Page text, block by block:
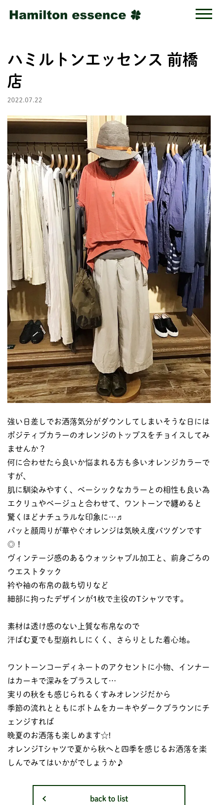
ハミルトンエッセンス 前橋
店
2022.07.22
強い日差しでお洒落気分がダウンしてしまいそうな日には
ポジティブカラーのオレンジのトップスをチョイスしてみ
ませんか？
何に合わせたら良いか悩まれる方も多いオレンジカラーで
すが、
肌に馴染みやすく、ベーシックなカラーとの相性も良い為
エクリュやベージュと合わせて、ワントーンで纏めると
驚くほどナチュラルな印象に…♬
パッと顔周りが華やぐオレンジは気映え度バツグンです
◎！
ヴィンテージ感のあるウォッシャブル加工と、前身ごろの
ウエストタック
衿や袖の布帛の裁ち切りなど
細部に拘ったデザインが1枚で主役のTシャツです。
素材は透け感のない上質な布帛なので
汗ばむ夏でも型崩れしにくく、さらりとした着心地。
ワントーンコーディネートのアクセントに小物、インナー
はカーキで深みをプラスして…
実りの秋をも感じられるくすみオレンジだから
季節の流れとともにボトムをカーキやダークブラウンにチ
ェンジすれば
晩夏のお洒落も楽しめます☆!
オレンジTシャツで夏から秋へと四季を感じるお洒落を楽
しんでみてはいかがでしょうか♪
back to list